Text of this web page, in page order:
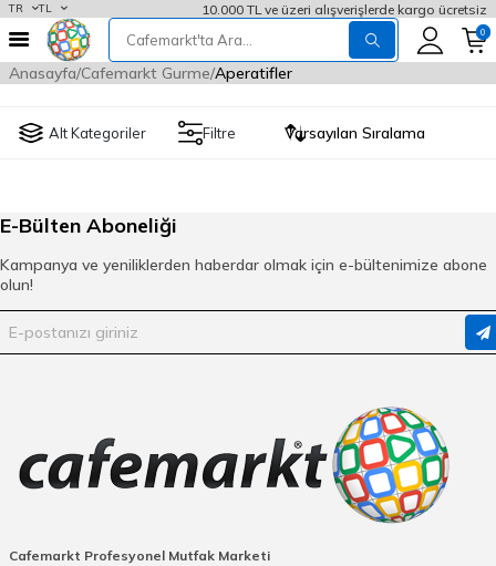
TR TL 10.000 TL ve üzeri alışverişlerde kargo ücretsiz
0
Anasayfa Cafemarkt Gurme Aperatifler
Alt Kategoriler Filtre
E-Bülten Aboneliği
Kampanya ve yeniliklerden haberdar olmak için e-bültenimize abone
olun!
Cafemarkt Profesyonel Mutfak Marketi